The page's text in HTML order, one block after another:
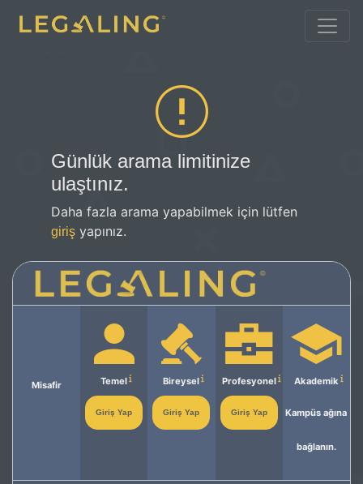
Günlük arama limitinize
ulaştınız.
Daha fazla arama yapabilmek için lütfen
giriş yapınız.
Misafir Temel
Giriş Yap
Bireysel
Giriş Yap
Profesyonel
Giriş Yap
Akademik
Kampüs ağına
bağlanın.